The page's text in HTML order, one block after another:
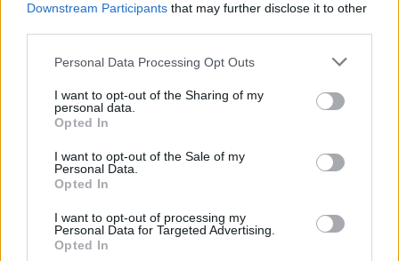
Downstream Participants that may further disclose it to other
Please note that this website/app uses one or more Google
not limited to your visit or usage behaviour. You may click to
grant or deny consent to Google and its third-party tags to
use your data for below specified purposes in below Google
consent section.
Personal Data Processing Opt Outs
I want to opt-out of the Sharing of my
personal data.
Opted In
I want to opt-out of the Sale of my
Personal Data.
Opted In
I want to opt-out of processing my
Personal Data for Targeted Advertising.
Opted In
Kék hírek bántalmazás, bolti,eladó,hölgy,kézjel,rendőrség,
segítség,segítségkérés
kevésbé szép története
2024.02.24.
Láthatóan meg van
problémának tűnik,